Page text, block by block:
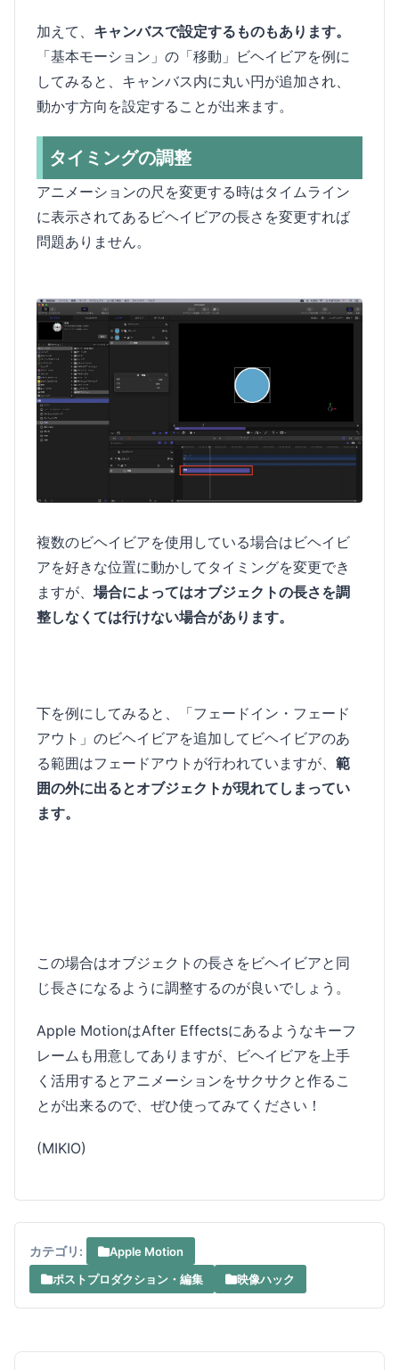
加えて、 キャンバスで設定するものもあります。
「基本モーション」の「移動」ビヘイビアを例に
してみると、キャンバス内に丸い円が追加され、
動かす方向を設定することが出来ます。
タイミングの調整
アニメーションの尺を変更する時はタイムライン
に表示されてあるビヘイビアの長さを変更すれば
問題ありません。
複数のビヘイビアを使用している場合はビヘイビ
アを好きな位置に動かしてタイミングを変更でき
ますが、 場合によってはオブジェクトの長さを調
整しなくては行けない場合があります。
下を例にしてみると、「フェードイン・フェード
アウト」のビヘイビアを追加してビヘイビアのあ
る範囲はフェードアウトが行われていますが、 範
囲の外に出るとオブジェクトが現れてしまってい
ます。
この場合はオブジェクトの長さをビヘイビアと同
じ長さになるように調整するのが良いでしょう。
Apple MotionはAfter Effectsにあるようなキーフ
レームも用意してありますが、ビヘイビアを上手
く活用するとアニメーションをサクサクと作るこ
とが出来るので、ぜひ使ってみてください！
(MIKIO)
カテゴリ:
Apple Motion
ポストプロダクション・編集
映像ハック